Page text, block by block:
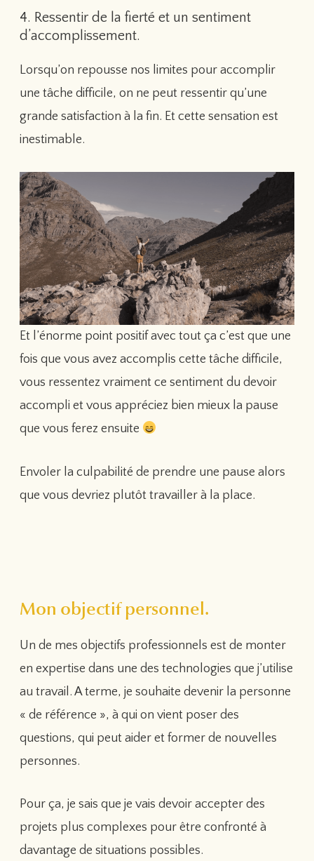
4. Ressentir de la fierté et un sentiment
d’accomplissement.
Lorsqu’on repousse nos limites pour accomplir
une tâche difficile, on ne peut ressentir qu’une
grande satisfaction à la fin. Et cette sensation est
inestimable.
Et l’énorme point positif avec tout ça c’est que une
fois que vous avez accomplis cette tâche difficile,
vous ressentez vraiment ce sentiment du devoir
accompli et vous appréciez bien mieux la pause
que vous ferez ensuite
Envoler la culpabilité de prendre une pause alors
que vous devriez plutôt travailler à la place.
Mon objectif personnel.
Un de mes objectifs professionnels est de monter
en expertise dans une des technologies que j’utilise
au travail. A terme, je souhaite devenir la personne
« de référence », à qui on vient poser des
questions, qui peut aider et former de nouvelles
personnes.
Pour ça, je sais que je vais devoir accepter des
projets plus complexes pour être confronté à
davantage de situations possibles.